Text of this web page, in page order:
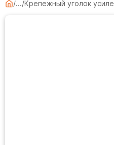
/.../Крепежный уголок